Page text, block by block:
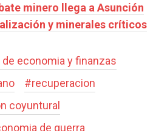
minero llega a Asunción
y minerales críticos
economia y finanzas
#recuperacion
coyuntural
de guerra